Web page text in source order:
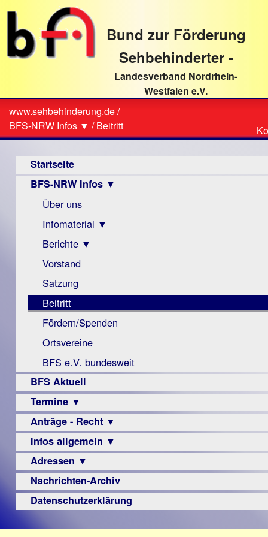
direkt
Textinhalt
Bund zur Förderung
Sehbehinderter -
Landesverband Nordrhein-
Westfalen e.V.
Sie
sind
hier
www.sehbehinderung.de/
BFS-NRW Infos ▼ /Beitritt
Startseite
BFS-NRW Infos ▼
Über uns
Infomaterial ▼
Visus
Zeitschrift
Monokular
Mac
Instagram-
Links
Berichte ▼
Archiv
Berichte
Vorstand
Satzung
Beitritt
Fördern/Spenden
Ortsvereine
BFS e.V. bundesweit
BFS Aktuell
Termine ▼
Veranstaltungsprogramme
Anträge - Recht ▼
Archiv
Urteile
Infos allgemein ▼
Sehbehinderung
Frühförderung
Schule
–
Adressen ▼
Augenoptiker
Berufsbildungswerke
Nachrichten-Archiv
Datenschutzerklärung